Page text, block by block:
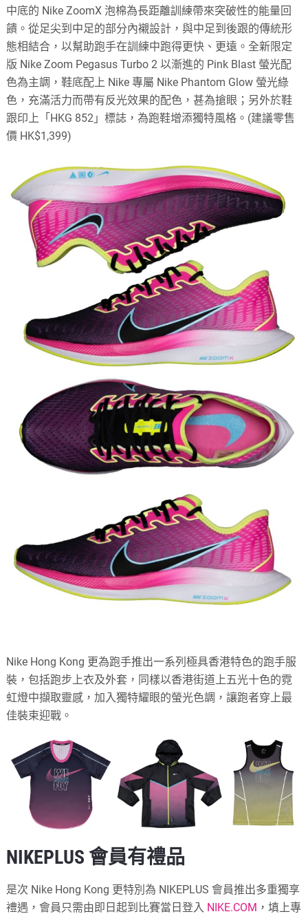
中底的 Nike ZoomX 泡棉為長距離訓練帶來突破性的能量回
饋。從足尖到中足的部分內襯設計，與中足到後跟的傳統形
態相結合，以幫助跑手在訓練中跑得更快、更遠。全新限定
版 Nike Zoom Pegasus Turbo 2 以漸進的 Pink Blast 螢光配
色為主調，鞋底配上 Nike 專屬 Nike Phantom Glow 螢光綠
色，充滿活力而帶有反光效果的配色，甚為搶眼；另外於鞋
跟印上「HKG 852」標誌，為跑鞋增添獨特風格。(建議零售
價 HK$1,399)
Nike Hong Kong 更為跑手推出一系列極具香港特色的跑手服
裝，包括跑步上衣及外套，同樣以香港街道上五光十色的霓
虹燈中擷取靈感，加入獨特耀眼的螢光色調，讓跑者穿上最
佳裝束迎戰。
NIKEPLUS 會員有禮品
是次 Nike Hong Kong 更特別為 NIKEPLUS 會員推出多重獨享
禮遇，會員只需由即日起到比賽當日登入 NIKE.COM ，填上專